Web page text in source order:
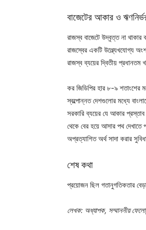
বাজেটের আকার ও
রাজস্ব বাজেটে উদ্বৃত্ত না
রাজস্বের একটি উল্ল্যেখযোগ্য
রাজস্ব ব্যয়ের দ্বিতীয়
কর জিডিপির হার ৮-৯ শতাংশের
স্বল্পোন্নত দেশগুলোর মধ্যে
সরকারি ব্যয়ের যে আকার
থেকে বের হয়ে আসার পথ দেখাতে
অপ্রত্যাশিত অর্থ সাদা করার
শেষ কথা
প্রয়োজন ছিল গতানুগতিকতার
লেখক: অধ্যাপক, সম্মাননীয়